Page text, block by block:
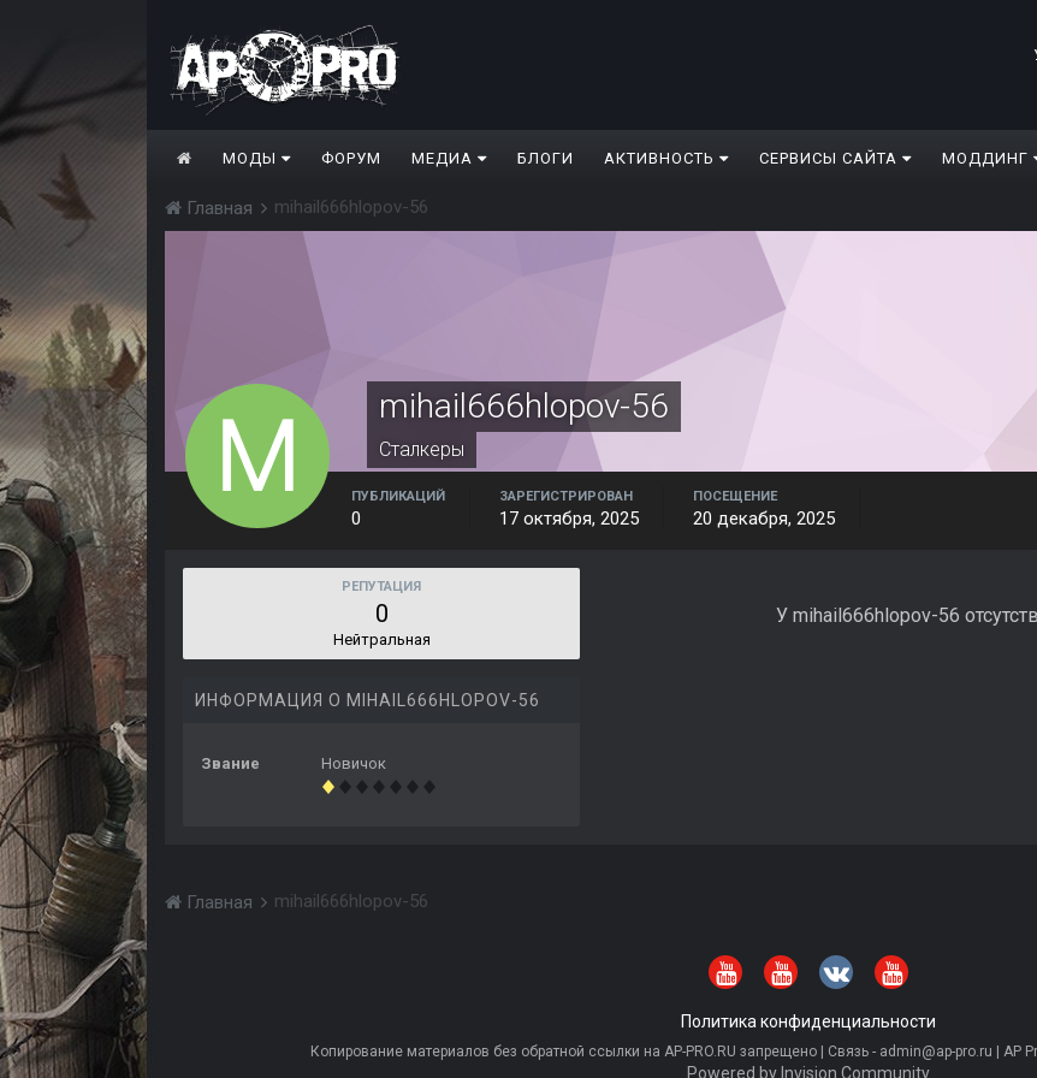
МОДЫ ФОРУМ МЕДИА БЛОГИ АКТИВНОСТЬ СЕРВИСЫ САЙТА МОДДИНГ
Главная mihail666hlopov-56
mihail666hlopov-56
Сталкеры
ПУБЛИКАЦИЙ
0
ЗАРЕГИСТРИРОВАН
17 октября, 2025
ПОСЕЩЕНИЕ
20 декабря, 2025
РЕПУТАЦИЯ
0
Нейтральная
ИНФОРМАЦИЯ О MIHAIL666HLOPOV-56
Звание Новичок
У mihail666hlopov-56
Главная mihail666hlopov-56
Политика конфиденциальности
Копирование материалов без обратной ссылки на AP-PRO.RU запрещено | Связь - admin@ap-pro.ru | AP
Powered by Invision Community